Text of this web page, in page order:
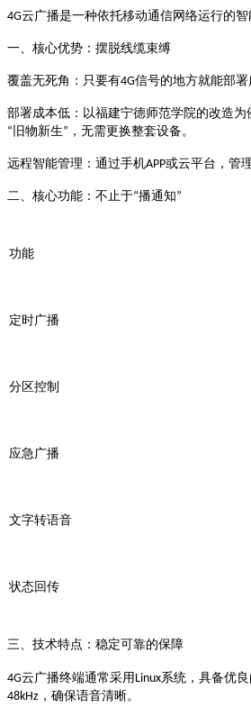
4G云广播是一种依托移动通信网络运行的
一、核心优势：摆脱线缆束缚
覆盖无死角 ：只要有4G信号的地方就能部
部署成本低 ：以福建宁德师范学院的改造为
“ 旧物新生” ，无需更换整套设备。
远程智能管理 ：通过手机APP或云平台，管
二、核心功能：不止于“播通知”
功能
定时广播
分区控制
应急广播
文字转语音
状态回传
三、技术特点：稳定可靠的保障
4G云广播终端通常采用 Linux系统，具备优
48kHz ，确保语音清晰。